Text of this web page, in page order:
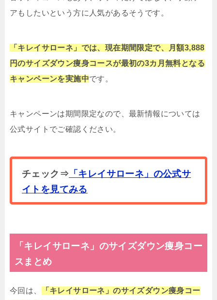
アもしたいという方に人気があるそうです。
「キレイサローネ」では、現在期間限定で、月額3,888
円のサイズダウン痩身コースが最初の3カ月無料となる
キャンペーンを実施中です。
キャンペーンは期間限定なので、最新情報については
公式サイトでご確認ください。
チェック⇒ 「キレイサローネ」の公式サ
イトを見てみる
「キレイサローネ」のサイズダウン痩身コー
スまとめ
今回は、
「キレイサローネ」のサイズダウン痩身コー